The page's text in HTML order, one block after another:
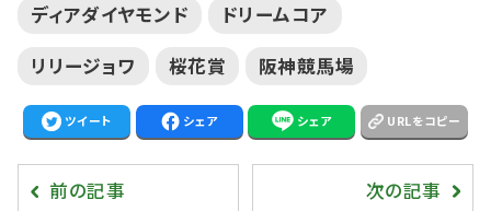
ディアダイヤモンド
ドリームコア
リリージョワ
桜花賞 阪神競馬場
ツイート シェア シェア URLをコピー
前の記事 次の記事